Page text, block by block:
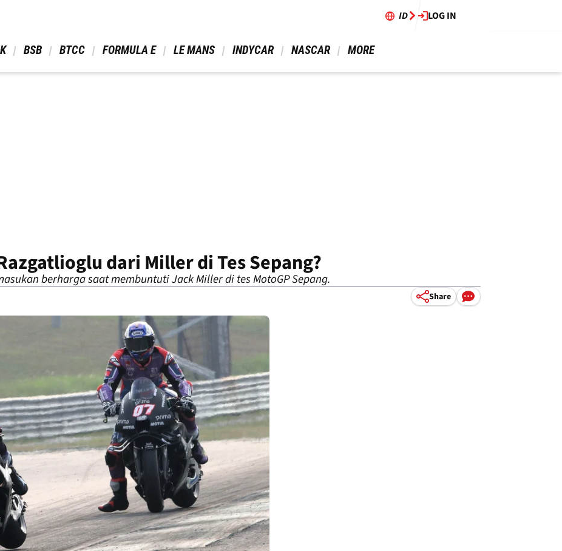
ID LOG IN
BSB BTCC FORMULA E LE MANS INDYCAR NASCAR MORE
dari Miller di Tes Sepang?
berharga saat membuntuti Jack Miller di tes MotoGP Sepang.
Share